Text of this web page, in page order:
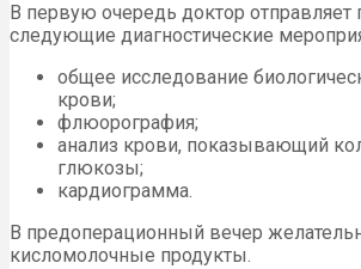
В первую очередь доктор отправляет
следующие диагностические
общее исследование
крови;
флюорография;
анализ крови, показывающий
глюкозы;
кардиограмма.
В предоперационный вечер
кисломолочные продукты.